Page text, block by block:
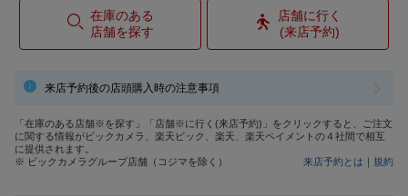
在庫のある
店舗を探す
店舗に行く
(来店予約)
来店予約後の店頭購入時の注意事項
「在庫のある店舗※を探す」「店舗※に行く(来店予約)」をクリックすると、ご注文
に関する情報がビックカメラ、楽天ビック、楽天、楽天ペイメントの４社間で相互
に提供されます。
※ ビックカメラグループ店舗（コジマを除く）
来店予約とは ｜ 規約